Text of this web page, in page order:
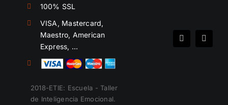
100% SSL
VISA, Mastercard,
Maestro, American
Express, …
2018-ETIE: Escuela - Taller
de Inteligencia Emocional.
Spotify